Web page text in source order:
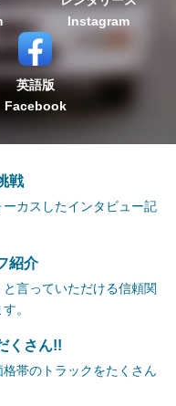
Instagram
英語版
Facebook
戦
カスしたインタビュー記
紹介
と言っていただける信頼関
。
くさん!!
帯のトラックをたくさん